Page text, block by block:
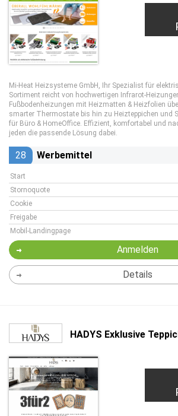
Mi-Heat Heizsysteme GmbH, Ihr Spezialist für
Sortiment reicht von hochwertigen Infrarot-
Fußbodenheizungen mit Heizmatten & Heizfolien
smarter Thermostate bis hin zu Heizteppichen und
für Büro & HomeOffice. Effizient, komfortabel und
jeden die passende Lösung dabei.
28 Werbemittel
Start
Stornoquote
Cookie
Freigabe
Mobil-Landingpage
Anmelden
Details
HADYS Exklusive